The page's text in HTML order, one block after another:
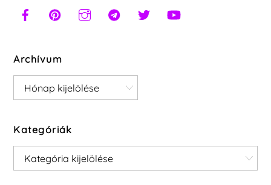
Archívum
Archívum
Kategóriák
Kategóriák